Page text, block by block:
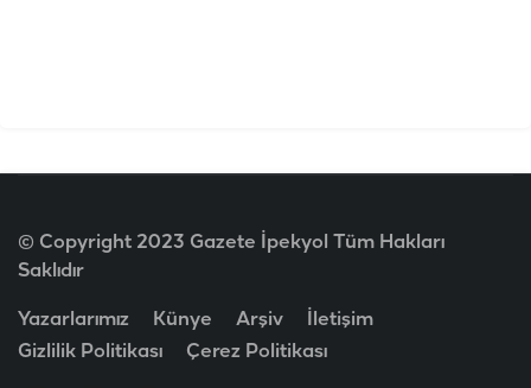
© Copyright 2023 Gazete İpekyol Tüm Hakları
Saklıdır
Yazarlarımız Künye Arşiv
İletişim
Gizlilik Politikası
Çerez Politikası